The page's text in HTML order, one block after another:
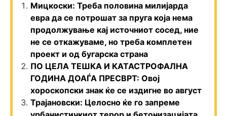
Мицкоски: Треба половина милијарда
евра да се потрошат за пруга која нема
продолжување кај источниот сосед, ние
не се откажуваме, но треба комплетен
проект и од бугарска страна
ПО ЦЕЛА ТЕШКА И КАТАСТРОФАЛНА
ГОДИНА ДОАЃА ПРЕСВРТ: Овој
хороскопски знак ќе се издигне во август
Трајановски: Целосно ќе го запреме